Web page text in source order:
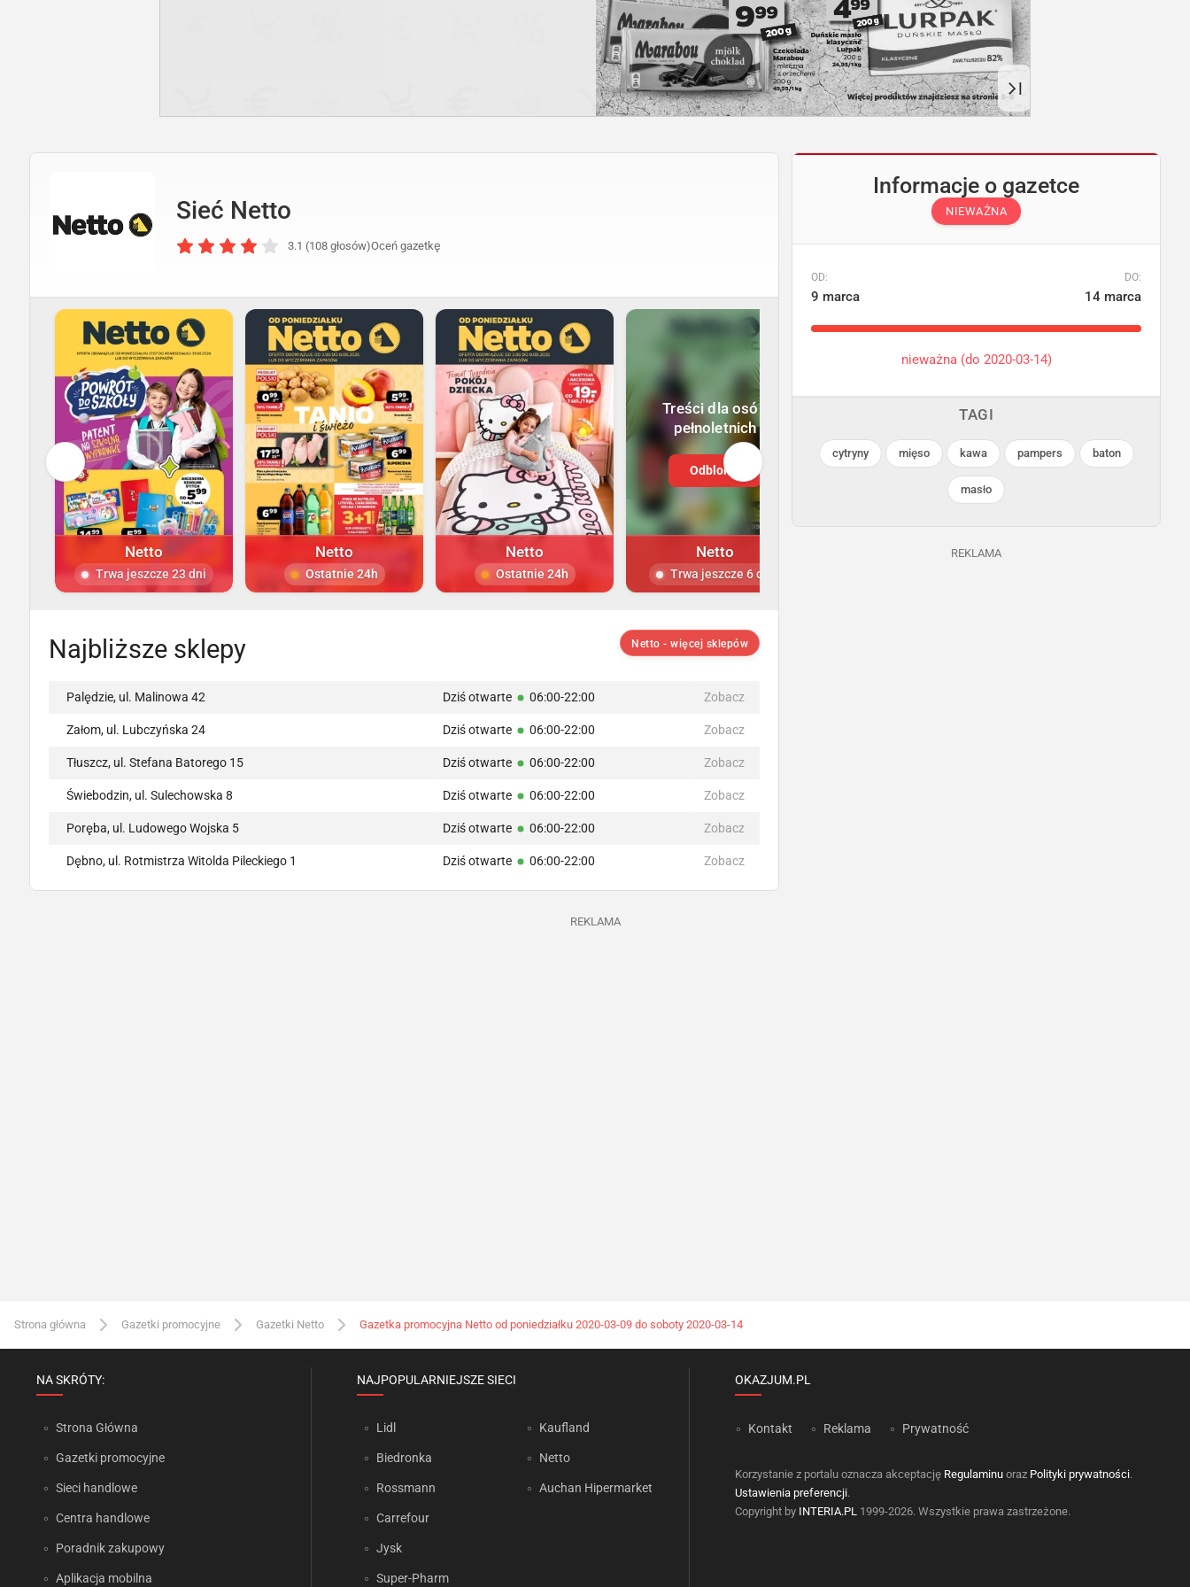
Sieć Netto
3.1 (108 głosów)Oceń gazetkę
Netto
Trwa jeszcze 23 dni
Netto
Ostatnie 24h
Netto
Ostatnie 24h
Treści dla osób
pełnoletnich
Odblokuj
Netto
Trwa jeszcze 6 dni
Odblokuj
Najbliższe sklepy Netto - więcej sklepów
Palędzie, ul. Malinowa 42 Dziś otwarte 06:00-22:00 Zobacz
Załom, ul. Lubczyńska 24 Dziś otwarte 06:00-22:00 Zobacz
Tłuszcz, ul. Stefana Batorego 15 Dziś otwarte 06:00-22:00 Zobacz
Świebodzin, ul. Sulechowska 8 Dziś otwarte 06:00-22:00 Zobacz
Poręba, ul. Ludowego Wojska 5 Dziś otwarte 06:00-22:00 Zobacz
Dębno, ul. Rotmistrza Witolda Pileckiego 1 Dziś otwarte 06:00-22:00 Zobacz
Informacje o gazetce
NIEWAŻNA
OD:
9 marca
DO:
14 marca
nieważna (do 2020-03-14)
TAGI
cytryny mięso kawa pampers baton
masło
REKLAMA
REKLAMA
Strona główna Gazetki promocyjne Gazetki Netto Gazetka promocyjna Netto od poniedziałku 2020-03-09 do soboty 2020-03-14
NA SKRÓTY:
Strona Główna
Gazetki promocyjne
Sieci handlowe
Centra handlowe
Poradnik zakupowy
Aplikacja mobilna
NAJPOPULARNIEJSZE SIECI
Lidl
Biedronka
Rossmann
Carrefour
Jysk
Super-Pharm
Kaufland
Netto
Auchan Hipermarket
OKAZJUM.PL
Kontakt Reklama Prywatność
Korzystanie z portalu oznacza akceptację Regulaminu oraz Polityki prywatności.
Ustawienia preferencji.
Copyright by INTERIA.PL 1999-2026. Wszystkie prawa zastrzeżone.